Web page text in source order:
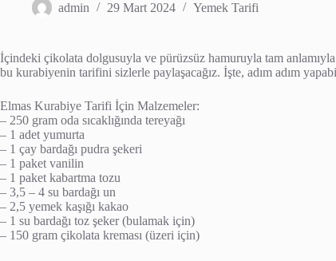
admin 29 Mart 2024 Yemek Tarifi
İçindeki çikolata dolgusuyla ve pürüzsüz hamuruyla tam
bu kurabiyenin tarifini sizlerle paylaşacağız. İşte, adım adım
Elmas Kurabiye Tarifi İçin Malzemeler:
– 250 gram oda sıcaklığında tereyağı
– 1 adet yumurta
– 1 çay bardağı pudra şekeri
– 1 paket vanilin
– 1 paket kabartma tozu
– 3,5 – 4 su bardağı un
– 2,5 yemek kaşığı kakao
– 1 su bardağı toz şeker (bulamak için)
– 150 gram çikolata kreması (üzeri için)